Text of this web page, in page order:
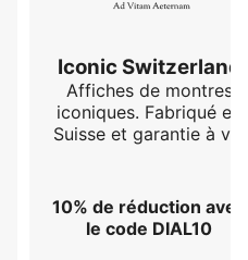
Iconic Switzerland
Affiches de montres
iconiques. Fabriqué en
Suisse et garantie à vie
10% de réduction avec
le code DIAL10